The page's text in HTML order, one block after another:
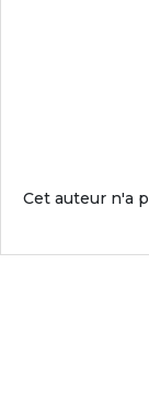
Cet auteur n'a